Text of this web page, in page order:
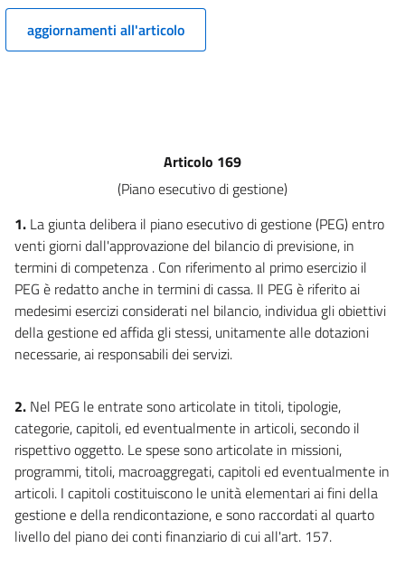
10
11
Comune
15
16
17
18
CAPO II
19
20
21
CAPO III
Aree metropolitane
22
aggiornamenti all'articolo
Articolo 169
(Piano esecutivo di gestione)
1. La giunta delibera il piano esecutivo di gestione (PEG) entro
venti giorni dall'approvazione del bilancio di previsione, in
termini di competenza . Con riferimento al primo esercizio il
PEG è redatto anche in termini di cassa. Il PEG è riferito ai
medesimi esercizi considerati nel bilancio, individua gli obiettivi
della gestione ed affida gli stessi, unitamente alle dotazioni
necessarie, ai responsabili dei servizi.
2. Nel PEG le entrate sono articolate in titoli, tipologie,
categorie, capitoli, ed eventualmente in articoli, secondo il
rispettivo oggetto. Le spese sono articolate in missioni,
programmi, titoli, macroaggregati, capitoli ed eventualmente in
articoli. I capitoli costituiscono le unità elementari ai fini della
gestione e della rendicontazione, e sono raccordati al quarto
livello del piano dei conti finanziario di cui all'art. 157.